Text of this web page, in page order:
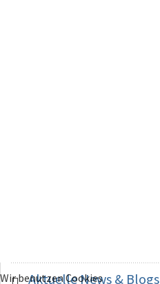
AktuelleNews & Blogs
Wir benutzen Cookies